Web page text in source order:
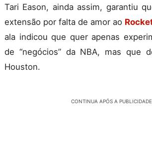
Tari Eason, ainda assim, garantiu
extensão por falta de amor ao
ala indicou que quer apenas
de “negócios” da NBA, mas que
Houston.
CONTINUA APÓS A PUBLICIDADE